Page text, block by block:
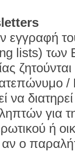
εγγραφή
lists) των
/
να
για
ή
ο